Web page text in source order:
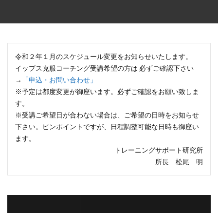
令和２年１月のスケジュール変更をお知らせいたします。
イップス克服コーチング受講希望の方は 必ずご確認下さい
→
「申込・お問い合わせ」
※予定は都度変更が御座います。必ずご確認をお願い致しま
す。
※受講ご希望日が合わない場合は、ご希望の日時をお知らせ
下さい。ピンポイントですが、日程調整可能な日時も御座い
ます。
トレーニングサポート研究所
所長 松尾 明